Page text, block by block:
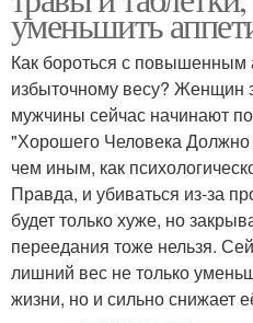
уменьшить
Как бороться с
избыточному весу? Женщин
мужчины сейчас начинают
"Хорошего Человека
чем иным, как
Правда, и убиваться из-за
будет только хуже, но
переедания тоже нельзя.
лишний вес не только
жизни, но и сильно снижает